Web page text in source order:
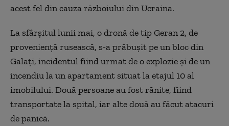
acest fel din cauza războiului din Ucraina.
La sfârşitul lunii mai, o dronă de tip Geran 2, de
provenienţă rusească, s-a prăbuşit pe un bloc din
Galaţi, incidentul fiind urmat de o explozie şi de un
incendiu la un apartament situat la etajul 10 al
imobilului. Două persoane au fost rănite, fiind
transportate la spital, iar alte două au făcut atacuri
de panică.